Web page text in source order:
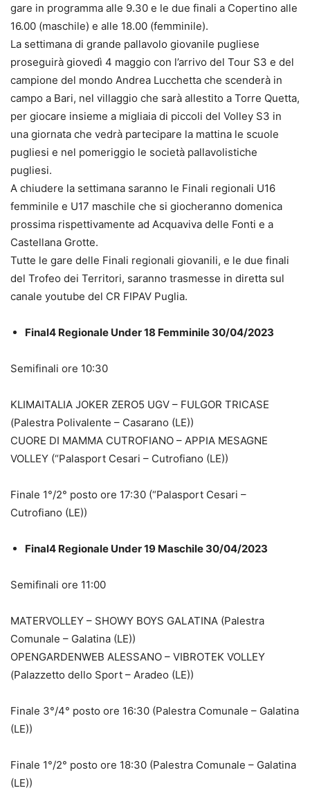
gare in programma alle 9.30 e le due finali a Copertino alle
16.00 (maschile) e alle 18.00 (femminile).
La settimana di grande pallavolo giovanile pugliese
proseguirà giovedì 4 maggio con l’arrivo del Tour S3 e del
campione del mondo Andrea Lucchetta che scenderà in
campo a Bari, nel villaggio che sarà allestito a Torre Quetta,
per giocare insieme a migliaia di piccoli del Volley S3 in
una giornata che vedrà partecipare la mattina le scuole
pugliesi e nel pomeriggio le società pallavolistiche
pugliesi.
A chiudere la settimana saranno le Finali regionali U16
femminile e U17 maschile che si giocheranno domenica
prossima rispettivamente ad Acquaviva delle Fonti e a
Castellana Grotte.
Tutte le gare delle Finali regionali giovanili, e le due finali
del Trofeo dei Territori, saranno trasmesse in diretta sul
canale youtube del CR FIPAV Puglia.
Final4 Regionale Under 18 Femminile 30/04/2023
Semifinali ore 10:30
KLIMAITALIA JOKER ZERO5 UGV – FULGOR TRICASE
(Palestra Polivalente – Casarano (LE))
CUORE DI MAMMA CUTROFIANO – APPIA MESAGNE
VOLLEY (“Palasport Cesari – Cutrofiano (LE))
Finale 1°/2° posto ore 17:30 (“Palasport Cesari –
Cutrofiano (LE))
Final4 Regionale Under 19 Maschile 30/04/2023
Semifinali ore 11:00
MATERVOLLEY – SHOWY BOYS GALATINA (Palestra
Comunale – Galatina (LE))
OPENGARDENWEB ALESSANO – VIBROTEK VOLLEY
(Palazzetto dello Sport – Aradeo (LE))
Finale 3°/4° posto ore 16:30 (Palestra Comunale – Galatina
(LE))
Finale 1°/2° posto ore 18:30 (Palestra Comunale – Galatina
(LE))